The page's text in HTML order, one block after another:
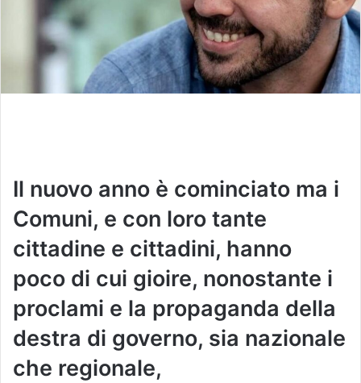
l
Il nuovo anno è cominciato ma i
Comuni, e con loro tante
cittadine e cittadini, hanno
poco di cui gioire, nonostante i
proclami e la propaganda della
destra di governo, sia nazionale
che regionale,